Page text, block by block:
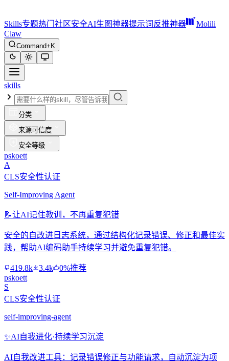
Skills专题热门 社区安全AI生图神器提示词反推神器
Molili
Claw
Command+K
skills
分类
来源可信度
安全等级
pskoett
A
CLS安全性认证
Self-Improving Agent
📝让AI记住教训，不再重复犯错
安全的自改进日志系统，通过结构化记录错误、修正和最佳实
践，帮助AI编码助手持续学习并避免重复犯错。
419.8k 3.4k
0%推荐
pskoett
S
CLS安全性认证
self-improving-agent
✨AI自我进化·持续学习沉淀
AI自我改进工具：记录错误修正与功能请求，自动沉淀为项